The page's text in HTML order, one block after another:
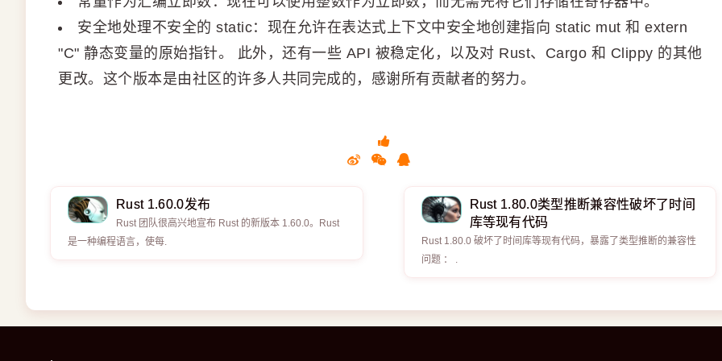
安全地处理不安全的 static：现在允许在表达式上下文中安全地创建指向 static mut 和 extern
"C" 静态变量的原始指针。 此外，还有一些 API 被稳定化，以及对 Rust、Cargo 和 Clippy 的其他
更改。这个版本是由社区的许多人共同完成的，感谢所有贡献者的努力。
Rust 1.60.0发布
Rust 团队很高兴地宣布 Rust 的新版本 1.60.0。Rust
是一种编程语言，使每.
Rust 1.80.0类型推断兼容性破坏了时间
库等现有代码
Rust 1.80.0 破坏了时间库等现有代码，暴露了类型推断的兼容性
问题 ： .